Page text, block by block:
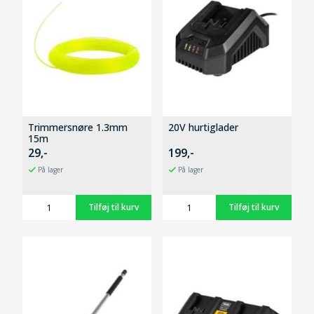
Trimmersnøre 1.3mm
15m
29,-
På lager
20V hurtiglader
199,-
På lager